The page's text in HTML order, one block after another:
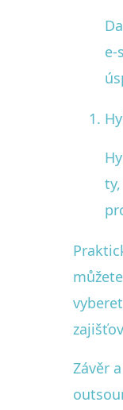
e-
Závěr